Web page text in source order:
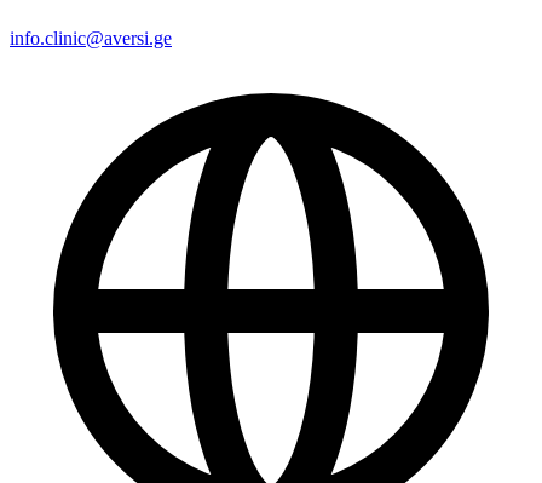
info.clinic@aversi.ge